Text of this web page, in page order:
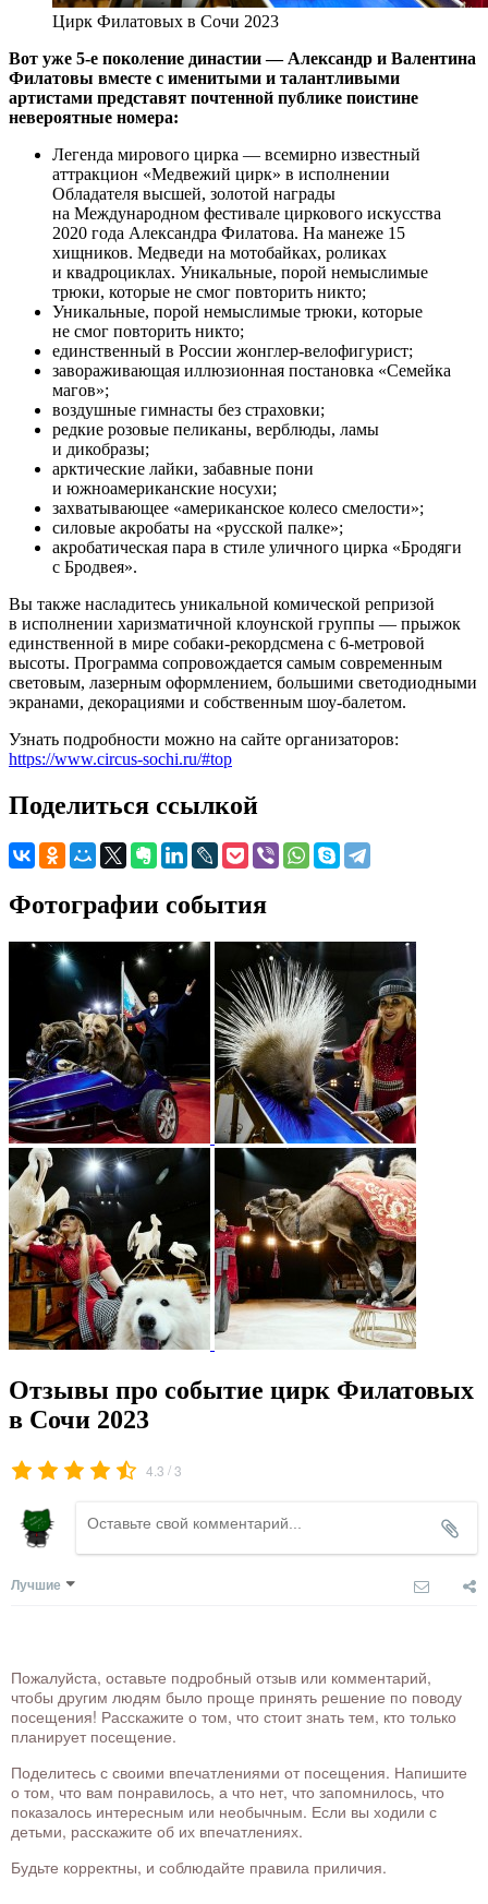
Цирк Филатовых в Сочи 2023
Вот уже 5-е поколение династии — Александр и Валентина
Филатовы вместе с именитыми и талантливыми
артистами представят почтенной публике поистине
невероятные номера:
Легенда мирового цирка — всемирно известный
аттракцион «Медвежий цирк» в исполнении
Обладателя высшей, золотой награды
на Международном фестивале циркового искусства
2020 года Александра Филатова. На манеже 15
хищников. Медведи на мотобайках, роликах
и квадроциклах. Уникальные, порой немыслимые
трюки, которые не смог повторить никто;
Уникальные, порой немыслимые трюки, которые
не смог повторить никто;
единственный в России жонглер-велофигурист;
завораживающая иллюзионная постановка «Семейка
магов»;
воздушные гимнасты без страховки;
редкие розовые пеликаны, верблюды, ламы
и дикобразы;
арктические лайки, забавные пони
и южноамериканские носухи;
захватывающее «американское колесо смелости»;
силовые акробаты на «русской палке»;
акробатическая пара в стиле уличного цирка «Бродяги
с Бродвея».
Вы также насладитесь уникальной комической репризой
в исполнении харизматичной клоунской группы — прыжок
единственной в мире собаки-рекордсмена с 6-метровой
высоты. Программа сопровождается самым современным
световым, лазерным оформлением, большими светодиодными
экранами, декорациями и собственным шоу-балетом.
Узнать подробности можно на сайте организаторов:
https://www.circus-sochi.ru/#top
Поделиться ссылкой
Фотографии события
Отзывы про событие цирк Филатовых
в Сочи 2023
4.3 /3
Лучшие
Пожалуйста, оставьте подробный отзыв или комментарий,
чтобы другим людям было проще принять решение по поводу
посещения! Расскажите о том, что стоит знать тем, кто только
планирует посещение.
Поделитесь с своими впечатлениями от посещения. Напишите
о том, что вам понравилось, а что нет, что запомнилось, что
показалось интересным или необычным. Если вы ходили с
детьми, расскажите об их впечатлениях.
Будьте корректны, и соблюдайте правила приличия.